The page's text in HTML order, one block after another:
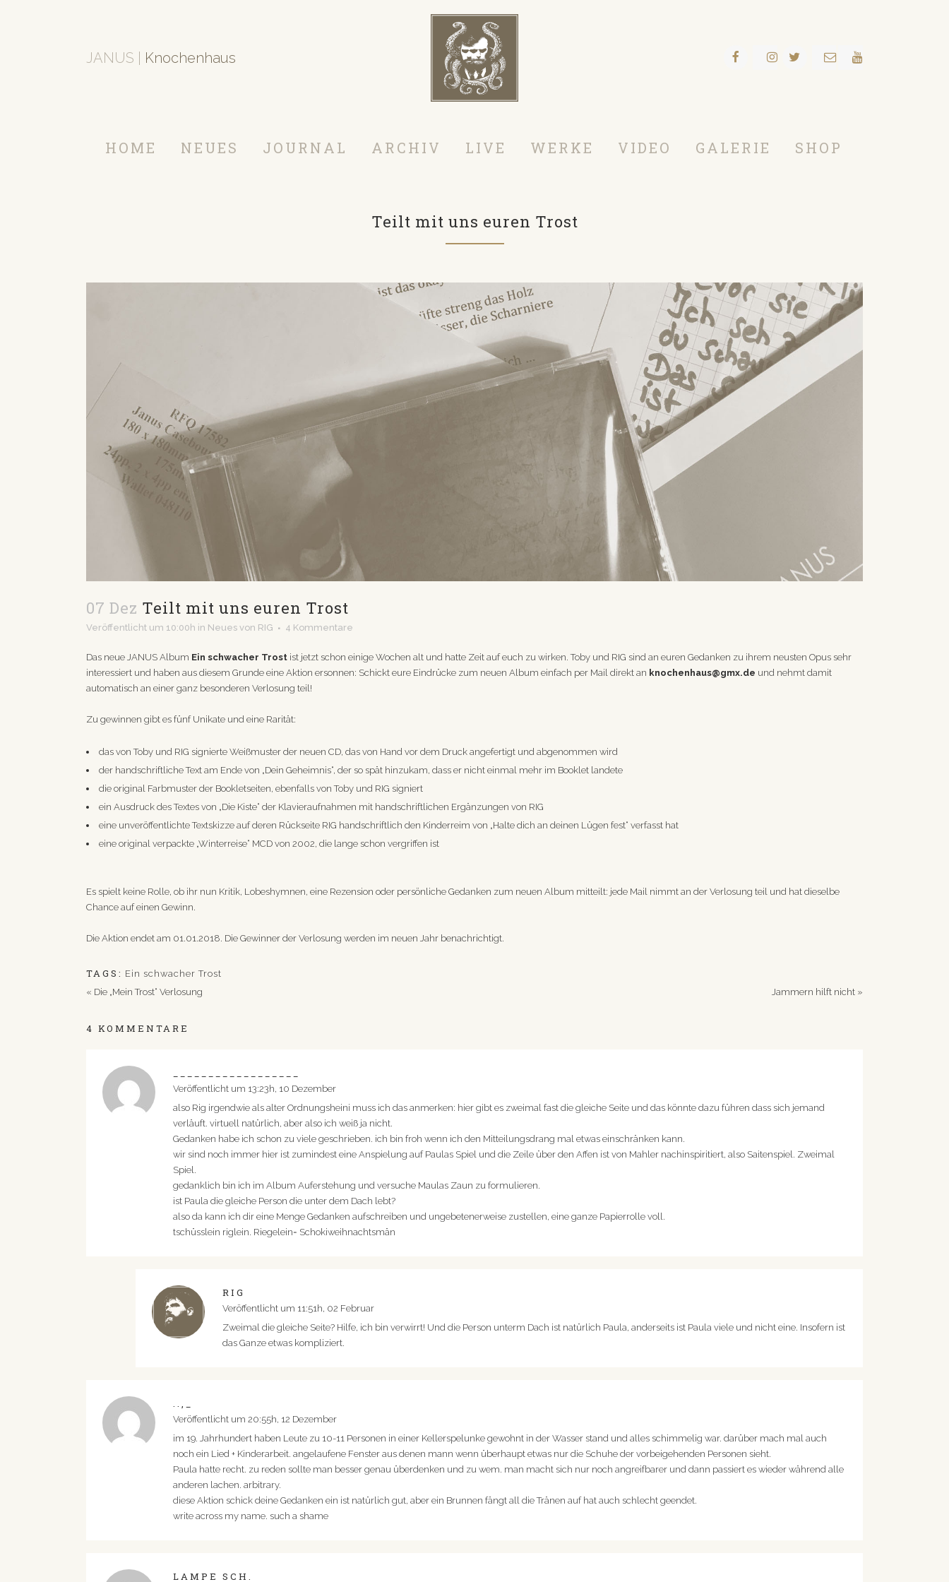
JANUS | Knochenhaus
HOME NEUES JOURNAL ARCHIV LIVE WERKE VIDEO GALERIE SHOP
Teilt mit uns euren Trost
07 Dez Teilt mit uns euren Trost
Veröffentlicht um 10:00h in Neues von RIG 4 Kommentare
Das neue JANUS Album Ein schwacher Trost ist jetzt schon einige Wochen alt und hatte Zeit auf euch zu wirken. Toby und RIG sind an euren Gedanken zu ihrem neusten Opus sehr
interessiert und haben aus diesem Grunde eine Aktion ersonnen: Schickt eure Eindrücke zum neuen Album einfach per Mail direkt an knochenhaus@gmx.de und nehmt damit
automatisch an einer ganz besonderen Verlosung teil!
Zu gewinnen gibt es fünf Unikate und eine Rarität:
das von Toby und RIG signierte Weißmuster der neuen CD, das von Hand vor dem Druck angefertigt und abgenommen wird
der handschriftliche Text am Ende von „Dein Geheimnis“, der so spät hinzukam, dass er nicht einmal mehr im Booklet landete
die original Farbmuster der Bookletseiten, ebenfalls von Toby und RIG signiert
ein Ausdruck des Textes von „Die Kiste“ der Klavieraufnahmen mit handschriftlichen Ergänzungen von RIG
eine unveröffentlichte Textskizze auf deren Rückseite RIG handschriftlich den Kinderreim von „Halte dich an deinen Lügen fest“ verfasst hat
eine original verpackte „Winterreise“ MCD von 2002, die lange schon vergriffen ist
Es spielt keine Rolle, ob ihr nun Kritik, Lobeshymnen, eine Rezension oder persönliche Gedanken zum neuen Album mitteilt: jede Mail nimmt an der Verlosung teil und hat dieselbe
Chance auf einen Gewinn.
Die Aktion endet am 01.01.2018. Die Gewinner der Verlosung werden im neuen Jahr benachrichtigt.
TAGS: Ein schwacher Trost
« Die „Mein Trost“ Verlosung Jammern hilft nicht »
4 KOMMENTARE
Veröffentlicht um 13:23h, 10 Dezember
also Rig irgendwie als alter Ordnungsheini muss ich das anmerken: hier gibt es zweimal fast die gleiche Seite und das könnte dazu führen dass sich jemand
verläuft. virtuell natürlich, aber also ich weiß ja nicht.
Gedanken habe ich schon zu viele geschrieben. ich bin froh wenn ich den Mitteilungsdrang mal etwas einschränken kann.
wir sind noch immer hier ist zumindest eine Anspielung auf Paulas Spiel und die Zeile über den Affen ist von Mahler nachinspiritiert, also Saitenspiel. Zweimal
Spiel.
gedanklich bin ich im Album Auferstehung und versuche Maulas Zaun zu formulieren.
ist Paula die gleiche Person die unter dem Dach lebt?
also da kann ich dir eine Menge Gedanken aufschreiben und ungebetenerweise zustellen, eine ganze Papierrolle voll.
tschüsslein riglein. Riegelein= Schokiweihnachtsmän
RIG
Veröffentlicht um 11:51h, 02 Februar
Zweimal die gleiche Seite? Hilfe, ich bin verwirrt! Und die Person unterm Dach ist natürlich Paula, anderseits ist Paula viele und nicht eine. Insofern ist
das Ganze etwas kompliziert.
..,_
Veröffentlicht um 20:55h, 12 Dezember
im 19. Jahrhundert haben Leute zu 10-11 Personen in einer Kellerspelunke gewohnt in der Wasser stand und alles schimmelig war. darüber mach mal auch
noch ein Lied + Kinderarbeit. angelaufene Fenster aus denen mann wenn überhaupt etwas nur die Schuhe der vorbeigehenden Personen sieht.
Paula hatte recht. zu reden sollte man besser genau überdenken und zu wem. man macht sich nur noch angreifbarer und dann passiert es wieder während alle
anderen lachen. arbitrary.
diese Aktion schick deine Gedanken ein ist natürlich gut, aber ein Brunnen fängt all die Tränen auf hat auch schlecht geendet.
write across my name. such a shame
LAMPE SCH.